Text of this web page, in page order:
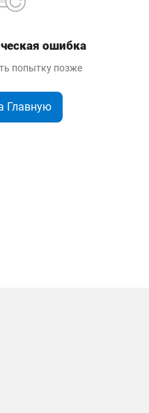
ошибка
попытку позже
Главную